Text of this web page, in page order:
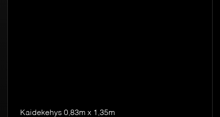
Kaidekehys 0,83m x 1,35m